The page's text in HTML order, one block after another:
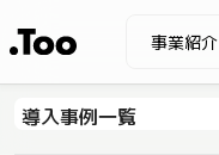
事業紹介
導入事例一覧